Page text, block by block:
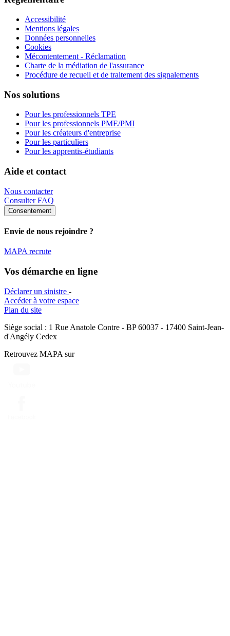
Accessibilité
Mentions légales
Données personnelles
Cookies
Mécontentement - Réclamation
Charte de la médiation de l'assurance
Procédure de recueil et de traitement des signalements
Nos solutions
Pour les professionnels TPE
Pour les professionnels PME/PMI
Pour les créateurs d'entreprise
Pour les particuliers
Pour les apprentis-étudiants
Aide et contact
Nous contacter
Consulter FAQ
Consentement
Envie de nous rejoindre ?
MAPA recrute
Vos démarche en ligne
Déclarer un sinistre -
Accéder à votre espace
Plan du site
Siège social : 1 Rue Anatole Contre - BP 60037 - 17400 Saint-Jean-
d'Angély Cedex
Retrouvez MAPA sur